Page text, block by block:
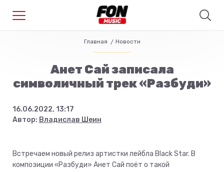
Главная Новости
Анет Сай записала
символичный трек «Разбуди»
16.06.2022, 13:17
Автор: Владислав Шеин
Встречаем новый релиз артистки лейбла Black Star. В
композиции «Разбуди» Анет Сай поёт о такой